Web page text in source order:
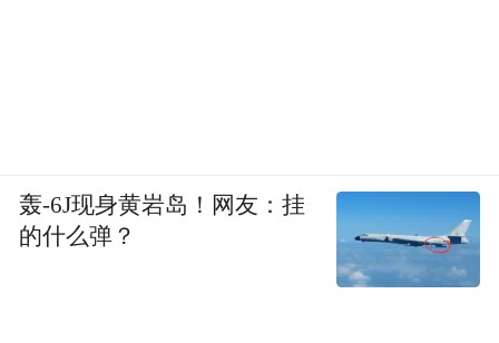
轰-6J现身黄岩岛！网友：挂
的什么弹？